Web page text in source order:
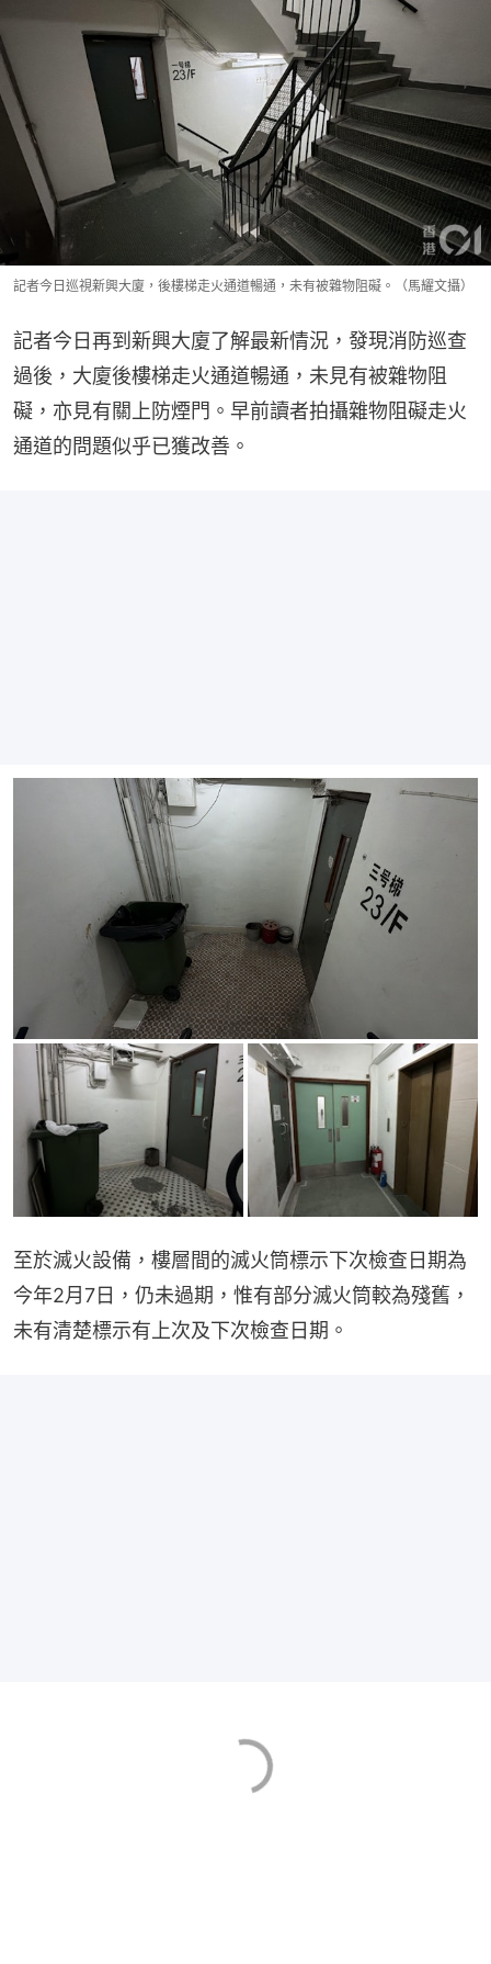
記者今日巡視新興大廈，後樓梯走火通道暢通，未有被雜物阻礙。（馬耀文攝）
記者今日再到新興大廈了解最新情況，發現消防巡查
過後，大廈後樓梯走火通道暢通，未見有被雜物阻
礙，亦見有關上防煙門。早前讀者拍攝雜物阻礙走火
通道的問題似乎已獲改善。
至於滅火設備，樓層間的滅火筒標示下次檢查日期為
今年2月7日，仍未過期，惟有部分滅火筒較為殘舊，
未有清楚標示有上次及下次檢查日期。